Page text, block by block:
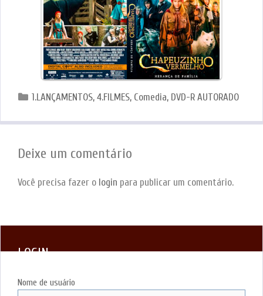
Categorias
1.LANÇAMENTOS,4.FILMES, Comedia, DVD-R AUTORADO
Deixe um comentário
Você precisa fazer o login para publicar um comentário.
LOGIN
Nome de usuário